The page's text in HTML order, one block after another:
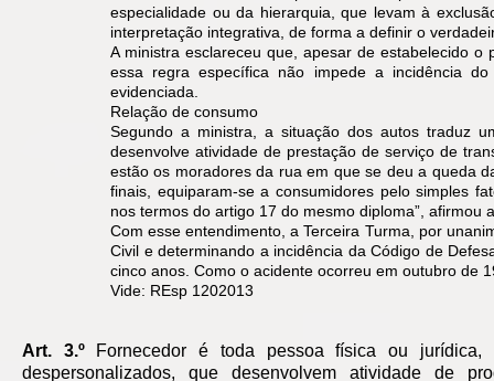
especialidade ou da hierarquia, que levam à
interpretação integrativa, de forma a definir o
A ministra esclareceu que, apesar de estabelecido
essa regra específica não impede a incidência
evidenciada.
Relação de consumo
Segundo a ministra, a situação dos autos traduz
desenvolve atividade de prestação de serviço de
estão os moradores da rua em que se deu a queda
finais, equiparam-se a consumidores pelo simples
nos termos do artigo 17 do mesmo diploma”, afirmou
Com esse entendimento, a Terceira Turma, por
Civil e determinando a incidência da Código de
cinco anos. Como o acidente ocorreu em outubro de
Vide: REsp 1202013
Art. 3.ºFornecedor é toda pessoa física ou jurídica,
despersonalizados, que desenvolvem atividade de